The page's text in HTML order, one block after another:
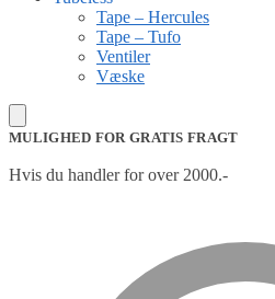
Tape – Hercules
Tape – Tufo
Ventiler
Væske
MULIGHED FOR GRATIS FRAGT
Hvis du handler for over 2000.-